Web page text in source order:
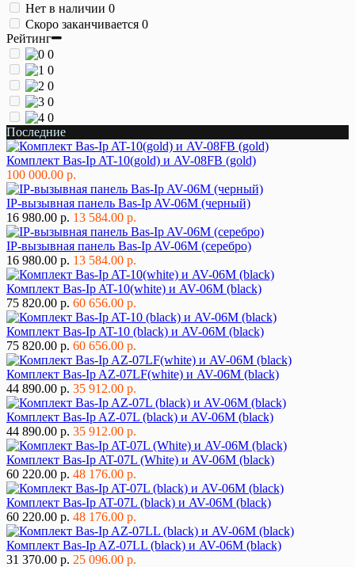
Нет в наличии 0
Скоро заканчивается 0
Рейтинг
0
0
0
0
0
Последние
Комплект Bas-Ip AT-10(gold) и AV-08FB (gold)
100 000.00 р.
IP-вызывная панель Bas-Ip AV-06M (черный)
16 980.00 р. 13 584.00 р.
IP-вызывная панель Bas-Ip AV-06M (серебро)
16 980.00 р. 13 584.00 р.
Комплект Bas-Ip AT-10(white) и AV-06M (black)
75 820.00 р. 60 656.00 р.
Комплект Bas-Ip AT-10 (black) и AV-06M (black)
75 820.00 р. 60 656.00 р.
Комплект Bas-Ip AZ-07LF(white) и AV-06M (black)
44 890.00 р. 35 912.00 р.
Комплект Bas-Ip AZ-07L (black) и AV-06M (black)
44 890.00 р. 35 912.00 р.
Комплект Bas-Ip AT-07L (White) и AV-06M (black)
60 220.00 р. 48 176.00 р.
Комплект Bas-Ip AT-07L (black) и AV-06M (black)
60 220.00 р. 48 176.00 р.
Комплект Bas-Ip AZ-07LL (black) и AV-06M (black)
31 370.00 р. 25 096.00 р.